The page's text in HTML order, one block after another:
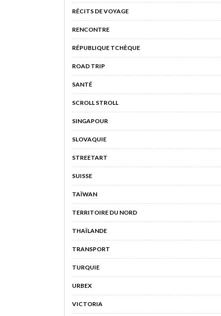
RÉCITS DE VOYAGE
RENCONTRE
RÉPUBLIQUE TCHÈQUE
ROAD TRIP
SANTÉ
SCROLL STROLL
SINGAPOUR
SLOVAQUIE
STREETART
SUISSE
TAÏWAN
TERRITOIRE DU NORD
THAÏLANDE
TRANSPORT
TURQUIE
URBEX
VICTORIA